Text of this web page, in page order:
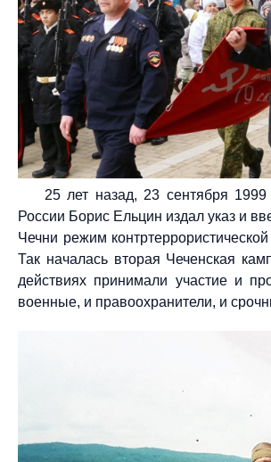
25 лет назад, 23 сентября 1999
России Борис Ельцин издал указ и
Чечни режим
Так началась вторая Чеченская
действиях принимали участие и
военные, и правоохранители, и